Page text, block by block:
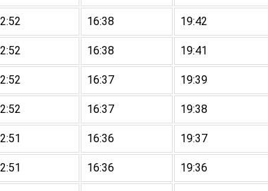
16:38 19:42
16:38 19:41
16:37 19:39
16:37 19:38
16:36 19:37
16:36 19:36